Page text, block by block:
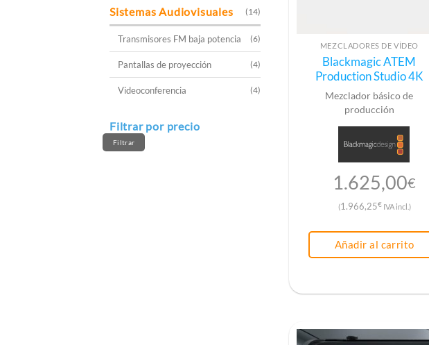
Sistemas Audiovisuales (14)
Transmisores FM baja potencia (6)
Pantallas de proyección (4)
Videoconferencia (4)
Filtrar por precio
Precio
mínimo
Precio
máximo
Filtrar
MEZCLADORES DE VÍDEO
Blackmagic ATEM
Production Studio 4K
Mezclador básico de
producción
1.625,00€
(1.966,25€IVA incl.)
Añadir al carrito